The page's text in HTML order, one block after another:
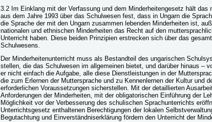
3.2 Im Einklang mit der Verfassung und dem Minderheitengesetz hält
aus dem Jahre 1993 über das Schulwesen fest, dass in Ungarn die
die Sprache der mit den Ungarn zusammen lebenden Minderheiten ist,
nationalen und ethnischen Minderheiten das Recht auf den
Unterricht haben. Diese beiden Prinzipien erstrecken sich über das
Schulwesens.
Der Minderheitenunterricht muss als Bestandteil des ungarischen
stellen, die das Schulwesen im allgemeinen bietet, und darüber hinaus –
er nicht einfach die Aufgabe, alle diese Dienstleistungen in der
die zum Erlernen der Muttersprache und zu Kennenlernen der Kultur und
erforderlichen Voraussetzungen sicherstellen. Mit der detaillierten
Anforderungen der Minderheiten, mit der obligatorischen Einführung der
Möglichkeit vor der Verbesserung des schulischen Sprachunterrichts
Unterrichtsgesetz enthaltenen Berechtigungen der lokalen
Begutachtung und Einverständniserklärung fördern den Unterricht der